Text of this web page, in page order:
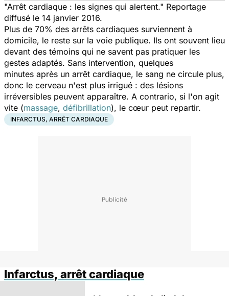
"Arrêt cardiaque : les signes qui alertent." Reportage
diffusé le 14 janvier 2016.
Plus de 70% des arrêts cardiaques surviennent à
domicile, le reste sur la voie publique. Ils ont souvent lieu
devant des témoins qui ne savent pas pratiquer les
gestes adaptés. Sans intervention, quelques
minutes après un arrêt cardiaque, le sang ne circule plus,
donc le cerveau n'est plus irrigué : des lésions
irréversibles peuvent apparaître. A contrario, si l'on agit
vite (massage, défibrillation), le cœur peut repartir.
INFARCTUS, ARRÊT CARDIAQUE
Infarctus, arrêt cardiaque